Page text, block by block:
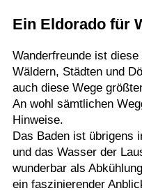
Ein Eldorado für
Wanderfreunde ist
Wäldern, Städten und
auch diese Wege
An wohl sämtlichen
Hinweise.
Das Baden ist übrigens
und das Wasser der
wunderbar als
ein faszinierender